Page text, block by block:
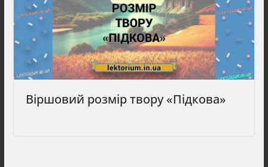
Віршовий розмір твору «Підкова»